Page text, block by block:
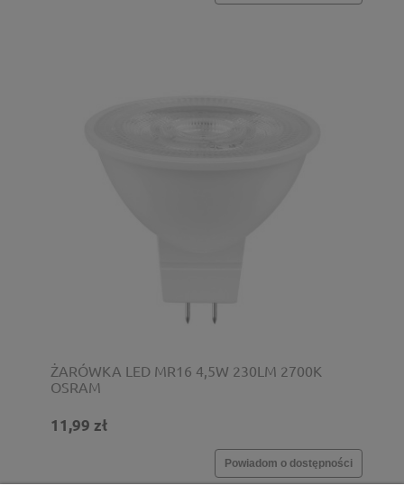
ŻARÓWKA LED MR16 4,5W 230LM 2700K
OSRAM
11,99 zł
Powiadom o dostępności